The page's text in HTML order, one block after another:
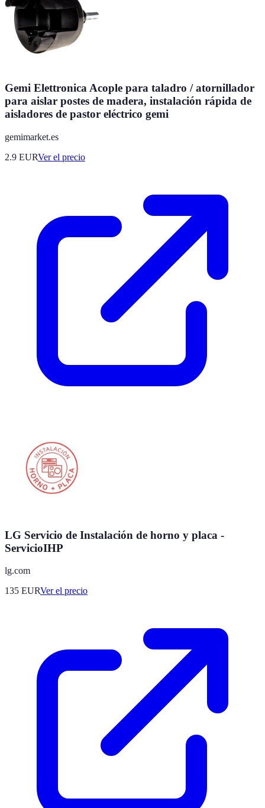
Gemi Elettronica Acople para taladro / atornillador
para aislar postes de madera, instalación rápida de
aisladores de pastor eléctrico gemi
gemimarket.es
2.9 EURVer el precio
LG Servicio de Instalación de horno y placa -
ServicioIHP
lg.com
135 EURVer el precio